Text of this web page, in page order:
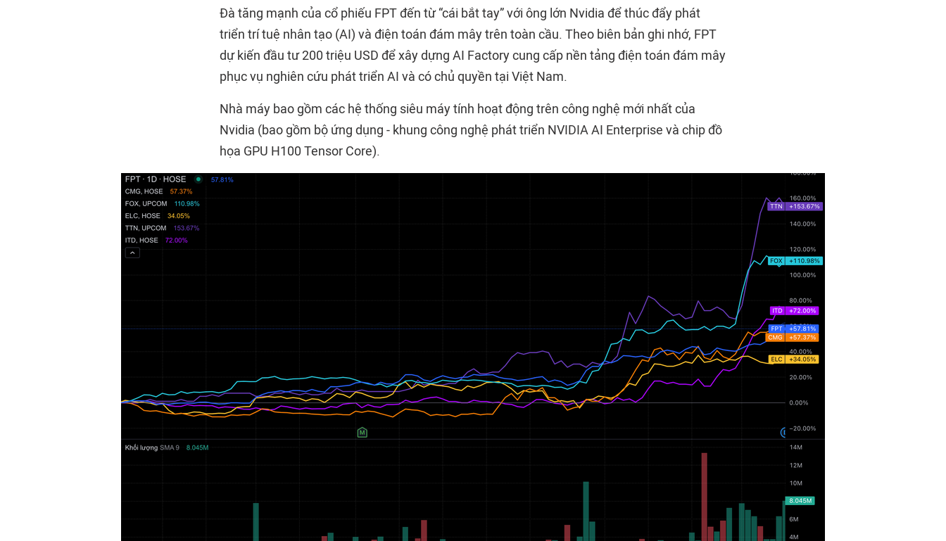
Đà tăng mạnh của cổ phiếu FPT đến từ “cái bắt tay” với ông lớn Nvidia để thúc đẩy phát
triển trí tuệ nhân tạo (AI) và điện toán đám mây trên toàn cầu. Theo biên bản ghi nhớ, FPT
dự kiến đầu tư 200 triệu USD để xây dựng AI Factory cung cấp nền tảng điện toán đám mây
phục vụ nghiên cứu phát triển AI và có chủ quyền tại Việt Nam.
Nhà máy bao gồm các hệ thống siêu máy tính hoạt động trên công nghệ mới nhất của
Nvidia (bao gồm bộ ứng dụng - khung công nghệ phát triển NVIDIA AI Enterprise và chip đồ
họa GPU H100 Tensor Core).